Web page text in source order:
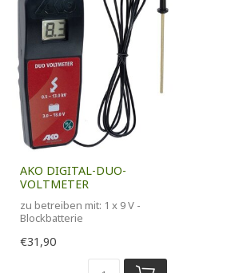
AKO DIGITAL-DUO-
VOLTMETER
zu betreiben mit: 1 x 9 V -
Blockbatterie
enthalten
€31,90